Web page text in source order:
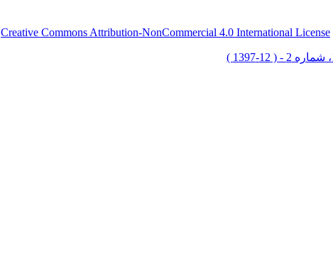
Creative Commons Attribution-NonCommercial 4.0 International License